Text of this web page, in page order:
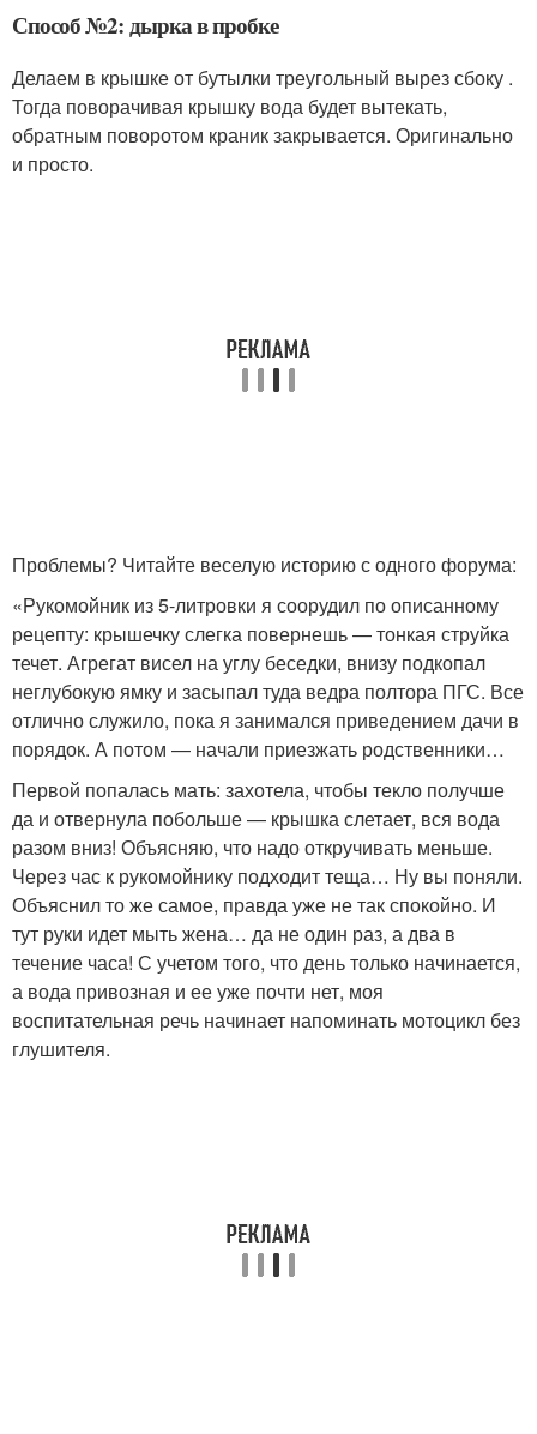
Способ №2: дырка в пробке
Делаем в крышке от бутылки треугольный вырез сбоку .
Тогда поворачивая крышку вода будет вытекать,
обратным поворотом краник закрывается. Оригинально
и просто.
Проблемы? Читайте веселую историю с одного форума:
«Рукомойник из 5-литровки я соорудил по описанному
рецепту: крышечку слегка повернешь — тонкая струйка
течет. Агрегат висел на углу беседки, внизу подкопал
неглубокую ямку и засыпал туда ведра полтора ПГС. Все
отлично служило, пока я занимался приведением дачи в
порядок. А потом — начали приезжать родственники…
Первой попалась мать: захотела, чтобы текло получше
да и отвернула побольше — крышка слетает, вся вода
разом вниз! Объясняю, что надо откручивать меньше.
Через час к рукомойнику подходит теща… Ну вы поняли.
Объяснил то же самое, правда уже не так спокойно. И
тут руки идет мыть жена… да не один раз, а два в
течение часа! С учетом того, что день только начинается,
а вода привозная и ее уже почти нет, моя
воспитательная речь начинает напоминать мотоцикл без
глушителя.